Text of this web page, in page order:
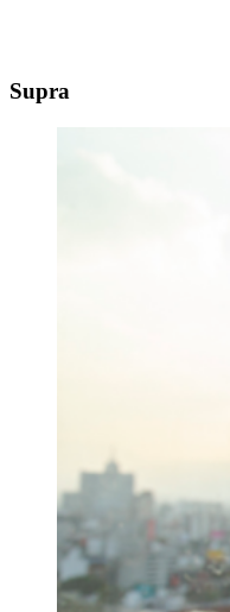
Supra